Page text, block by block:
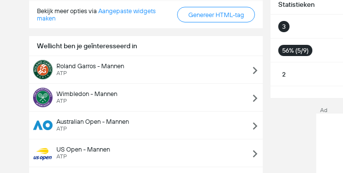
Bekijk meer opties via Aangepaste widgets
maken
Genereer HTML-tag
Wellicht ben je geïnteresseerd in
Roland Garros - Mannen
ATP
Wimbledon - Mannen
ATP
Australian Open - Mannen
ATP
US Open - Mannen
ATP
Statistieken
3
56% (5/9)
2
Ad